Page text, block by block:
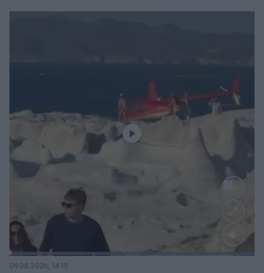
:
09.08.2026, 14:15